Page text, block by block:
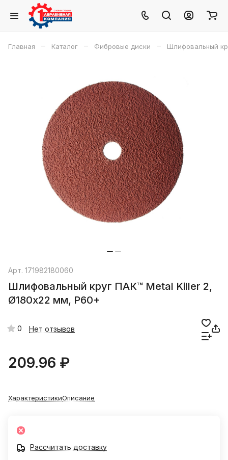
Главная – Каталог – Фибровые диски – Шлифовальный
Арт. 171982180060
Шлифовальный круг ПАК™ Metal Killer 2,
Ø180х22 мм, P60+
0 Нет отзывов
209.96 ₽
ХарактеристикиОписание
Рассчитать доставку